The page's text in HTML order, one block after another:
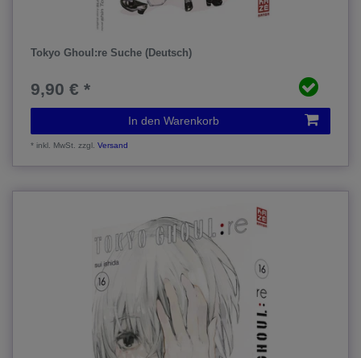
Tokyo Ghoul:re Suche (Deutsch)
9,90 € *
In den Warenkorb
*inkl. MwSt. zzgl.Versand